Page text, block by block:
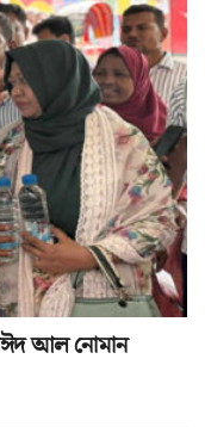
আল নোমান